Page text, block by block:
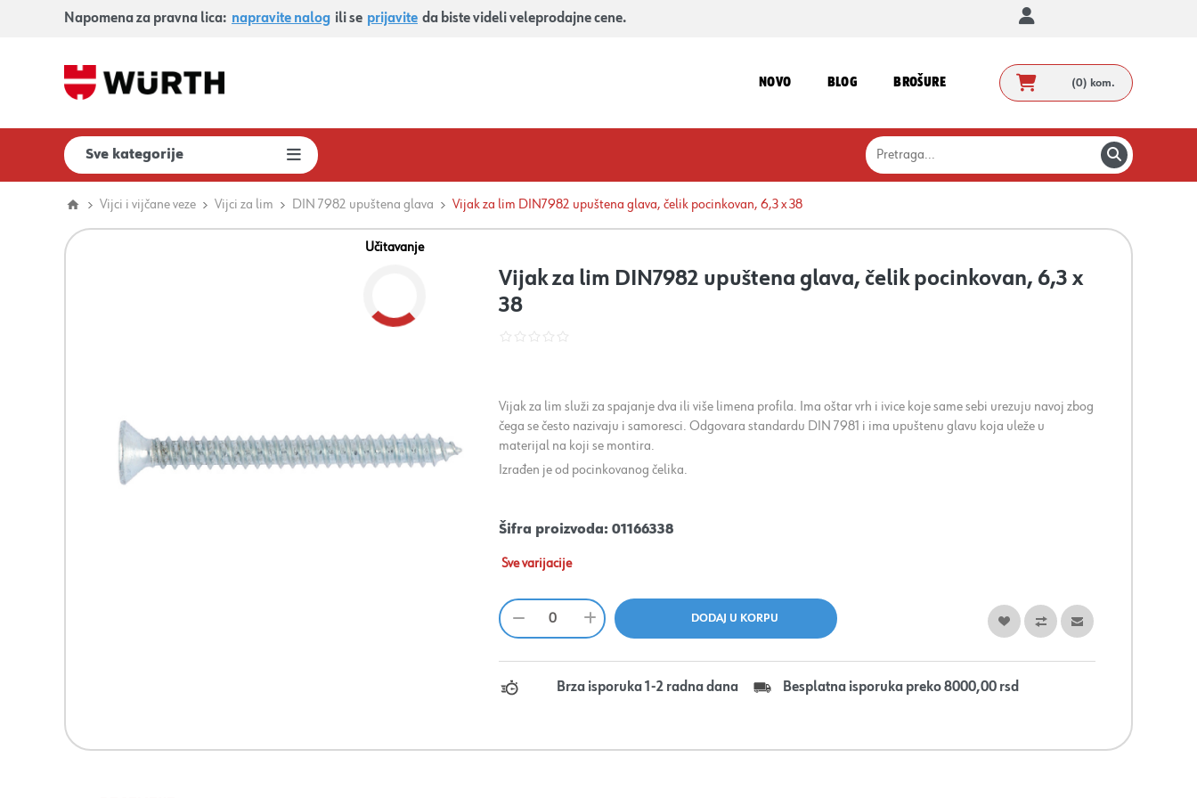
Napomena za pravna lica: napravite nalog ili se prijavite da biste videli veleprodajne cene.
NOVO BLOG BROŠURE (0) kom.
Sve kategorije
Vijci i vijčane veze Vijci za lim DIN 7982 upuštena glava Vijak za lim DIN7982 upuštena glava, čelik pocinkovan, 6,3 x 38
Učitavanje
Vijak za lim DIN7982 upuštena glava, čelik pocinkovan, 6,3 x
38
Vijak za lim služi za spajanje dva ili više limena profila. Ima oštar vrh i ivice koje same sebi urezuju navoj zbog
čega se često nazivaju i samoresci. Odgovara standardu DIN 7981 i ima upuštenu glavu koja uleže u
materijal na koji se montira.
Izrađen je od pocinkovanog čelika.
Šifra proizvoda: 01166338
Sve varijacije
Brza isporuka 1-2 radna dana Besplatna isporuka preko 8000,00 rsd